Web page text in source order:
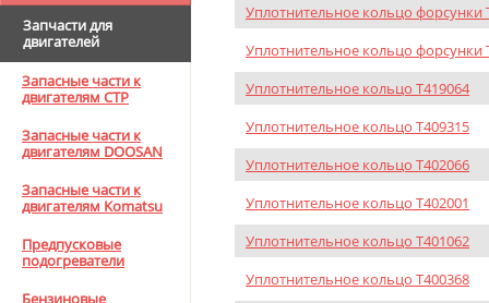
Запчасти для
двигателей
Запасные части к
двигателям CTP
Запасные части к
двигателям DOOSAN
Запасные части к
двигателям Komatsu
Предпусковые
подогреватели
Бензиновые
Уплотнительное кольцо форсунки
Уплотнительное кольцо форсунки
Уплотнительное кольцо T419064
Уплотнительное кольцо T409315
Уплотнительное кольцо T402066
Уплотнительное кольцо T402001
Уплотнительное кольцо T401062
Уплотнительное кольцо T400368